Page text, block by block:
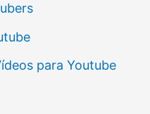
para Youtube